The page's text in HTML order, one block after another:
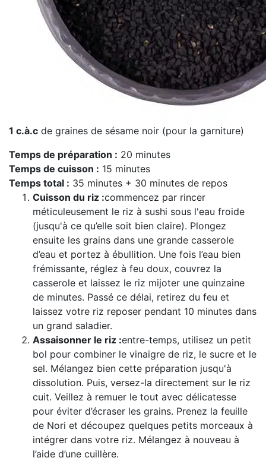
1 c.à.c de graines de sésame noir (pour la garniture)
Temps de préparation : 20 minutes
Temps de cuisson : 15 minutes
Temps total : 35 minutes + 30 minutes de repos
Cuisson du riz :commencez par rincer
méticuleusement le riz à sushi sous l'eau froide
(jusqu'à ce qu’elle soit bien claire). Plongez
ensuite les grains dans une grande casserole
d’eau et portez à ébullition. Une fois l’eau bien
frémissante, réglez à feu doux, couvrez la
casserole et laissez le riz mijoter une quinzaine
de minutes. Passé ce délai, retirez du feu et
laissez votre riz reposer pendant 10 minutes dans
un grand saladier.
Assaisonner le riz :entre-temps, utilisez un petit
bol pour combiner le vinaigre de riz, le sucre et le
sel. Mélangez bien cette préparation jusqu'à
dissolution. Puis, versez-la directement sur le riz
cuit. Veillez à remuer le tout avec délicatesse
pour éviter d’écraser les grains. Prenez la feuille
de Nori et découpez quelques petits morceaux à
intégrer dans votre riz. Mélangez à nouveau à
l’aide d’une cuillère.